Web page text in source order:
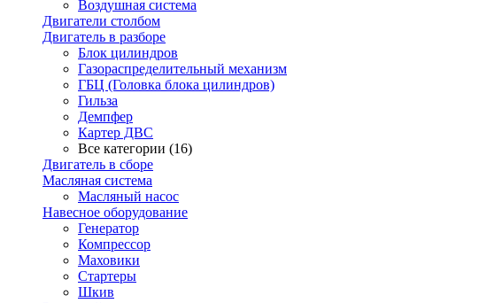
Воздушная система
Двигатели столбом
Двигатель в разборе
Блок цилиндров
Газораспределительный механизм
ГБЦ (Головка блока цилиндров)
Гильза
Демпфер
Картер ДВС
Все категории (16)
Двигатель в сборе
Масляная система
Масляный насос
Навесное оборудование
Генератор
Компрессор
Маховики
Стартеры
Шкив